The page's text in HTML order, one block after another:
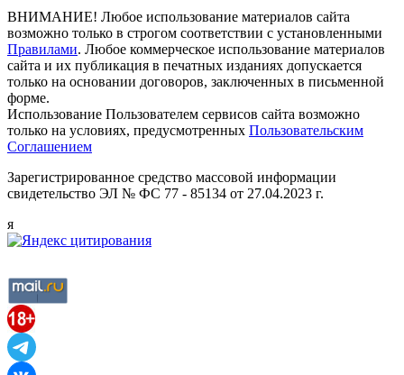
ВНИМАНИЕ! Любое использование материалов сайта
возможно только в строгом соответствии с установленными
Правилами. Любое коммерческое использование материалов
сайта и их публикация в печатных изданиях допускается
только на основании договоров, заключенных в письменной
форме.
Использование Пользователем сервисов сайта возможно
только на условиях, предусмотренных Пользовательским
Соглашением
Зарегистрированное средство массовой информации
свидетельство ЭЛ № ФС 77 - 85134 от 27.04.2023 г.
я